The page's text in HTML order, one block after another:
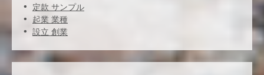
定款 サンプル
起業 業種
設立 創業